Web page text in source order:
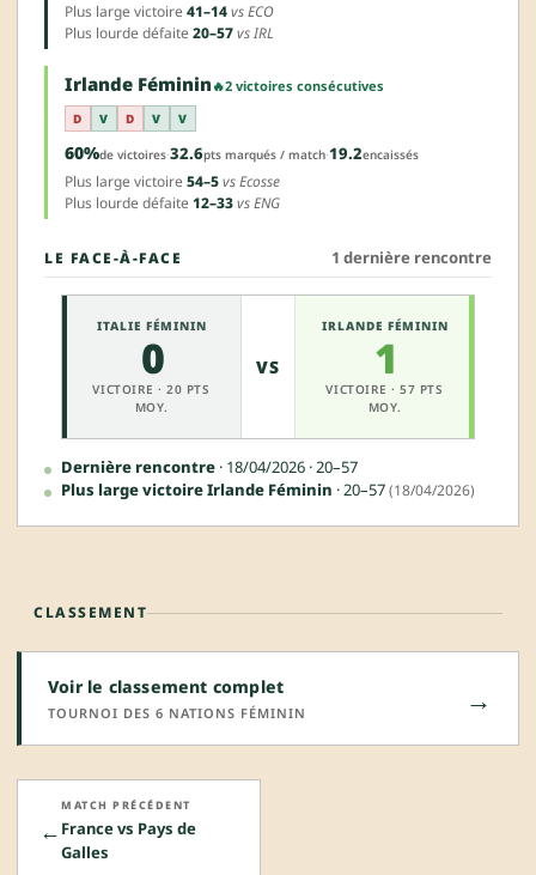
Plus large victoire 41–14vs ECO
Plus lourde défaite 20–57vs IRL
Irlande Féminin 🔥2 victoires consécutives
D V D V V
60%de victoires·32.6pts marqués / match·19.2encaissés
Plus large victoire 54–5vs Ecosse
Plus lourde défaite 12–33vs ENG
LE FACE-À-FACE 1 dernière rencontre
ITALIE FÉMININ
0
VICTOIRE · 20 PTS
MOY.
VS
IRLANDE FÉMININ
1
VICTOIRE · 57 PTS
MOY.
Dernière rencontre · 18/04/2026 · 20–57
Plus large victoire Irlande Féminin · 20–57(18/04/2026)
CLASSEMENT
Voir le classement complet
TOURNOI DES 6 NATIONS FÉMININ →
←
MATCH PRÉCÉDENT
France vs Pays de
Galles